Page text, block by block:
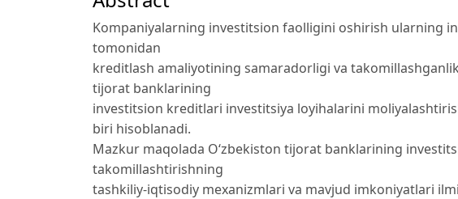
Kompaniyalarning investitsion faolligini oshirish ularning
tomonidan
kreditlash amaliyotining samaradorligi va
tijorat banklarining
investitsion kreditlari investitsiya loyihalarini
biri hisoblanadi.
Mazkur maqolada O‘zbekiston tijorat banklarining
takomillashtirishning
tashkiliy-iqtisodiy mexanizmlari va mavjud imkoniyatlari